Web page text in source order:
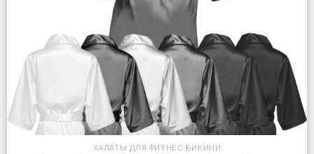
ХАЛАТЫ ДЛЯ ФИТНЕС-БИКИНИ